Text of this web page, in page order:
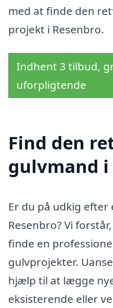
med at finde den
projekt i Resenbro.
Indhent 3 tilbud,
uforpligtende
Find den
gulvmand i
Er du på udkig
Resenbro? Vi
finde en
gulvprojekter.
hjælp til at lægge
eksisterende eller